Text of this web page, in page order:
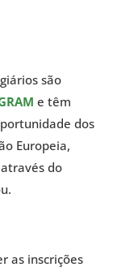
são
e têm
dos
Europeia,
do
as inscrições